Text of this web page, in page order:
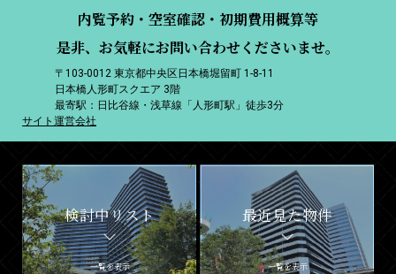
内覧予約・空室確認・初期費用概算等
是非、お気軽にお問い合わせくださいませ。
〒103-0012 東京都中央区日本橋堀留町 1-8-11
日本橋人形町スクエア 3階
最寄駅：日比谷線・浅草線「人形町駅」徒歩3分
サイト運営会社
検討中リスト
一覧を表示
最近見た物件
一覧を表示